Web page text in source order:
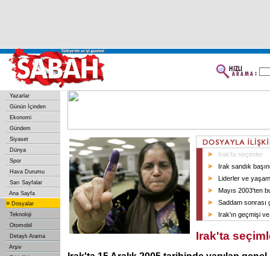
Yazarlar
Günün İçinden
Ekonomi
Gündem
Siyaset
Dünya
Spor
Hava Durumu
Sarı Sayfalar
Ana Sayfa
» Dosyalar
Teknoloji
Otomobil
Detaylı Arama
Arşiv
Irak'ta seçimler
Irak sandık
Liderler ve
Mayıs 2003'ten
Saddam sonrası
Irak'ın geçmişi
Irak'ta